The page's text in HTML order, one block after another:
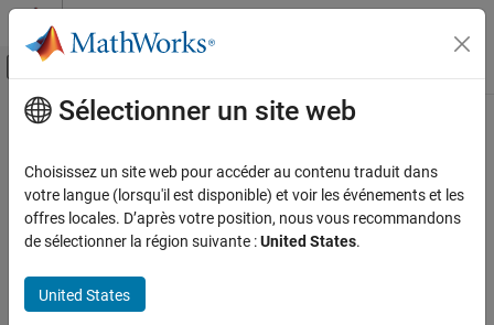
Passer au contenu
Activer/désactiver l'affichage du menu
Accueil de la documentation
Contenu principal
How useful was this information?
Sélectionner un site web
Choisissez un site web pour accéder au contenu traduit dans
votre langue (lorsqu'il est disponible) et voir les événements et les
offres locales. D’après votre position, nous vous recommandons
de sélectionner la région suivante :United States.
United States